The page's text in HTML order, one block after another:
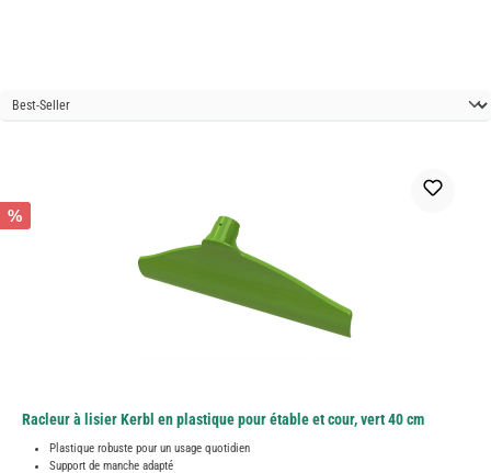
%
Racleur à lisier Kerbl en plastique pour étable et cour, vert 40 cm
Plastique robuste pour un usage quotidien
Support de manche adapté